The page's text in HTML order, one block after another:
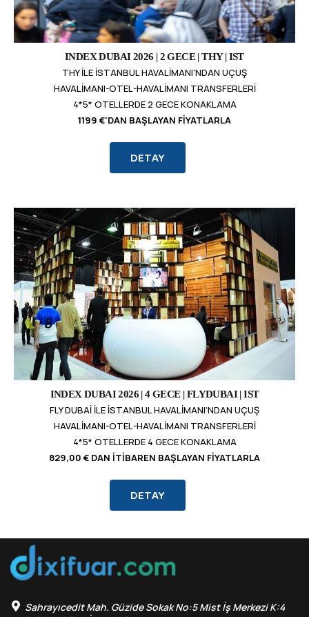
INDEX DUBAI 2026 | 2 GECE | THY | IST
THY ILE İSTANBUL HAVALIMANI'NDAN UÇUŞ
HAVALIMANI-OTEL-HAVALIMANI TRANSFERLERI
4*5* OTELLERDE 2 GECE KONAKLAMA
1199 €'DAN BAŞLAYAN FIYATLARLA
DETAY
INDEX DUBAI 2026 | 4 GECE | FLYDUBAI | IST
FLY DUBAI ILE İSTANBUL HAVALIMANI'NDAN UÇUŞ
HAVALIMANI-OTEL-HAVALIMANI TRANSFERLERI
4*5* OTELLERDE 4 GECE KONAKLAMA
829,00 € DAN İTIBAREN BAŞLAYAN FIYATLARLA
DETAY
Sahrayıcedit Mah. Güzide Sokak No:5 Mist İş Merkezi K:4